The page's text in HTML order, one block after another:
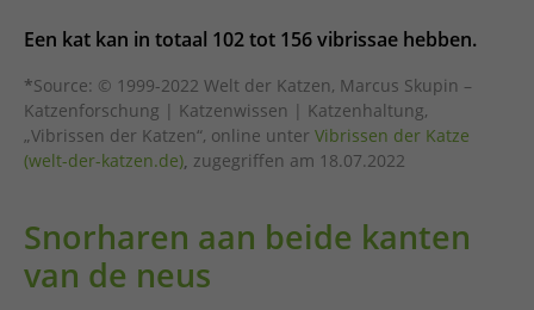
Een kat kan in totaal 102 tot 156 vibrissae hebben.
*Source: © 1999-2022 Welt der Katzen, Marcus Skupin –
Katzenforschung | Katzenwissen | Katzenhaltung,
„Vibrissen der Katzen“, online unter Vibrissen der Katze
(welt-der-katzen.de), zugegriffen am 18.07.2022
Snorharen aan beide kanten
van de neus